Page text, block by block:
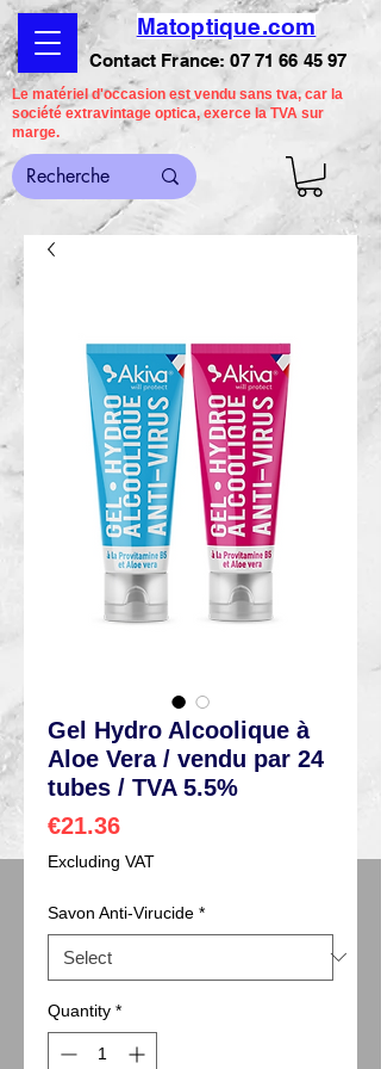
Matoptique.com
Contact France:07 71 66 45 97
Le matériel d'occasion est vendu sans tva, car la
société extravintage optica, exerce la TVA sur
marge.
Gel Hydro Alcoolique à
Aloe Vera / vendu par 24
tubes / TVA 5.5%
€21.36Price
Excluding VAT
Savon Anti-Virucide *
Quantity *